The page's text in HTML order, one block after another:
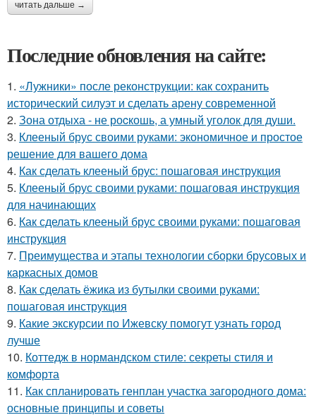
читать дальше →
Последние обновления на сайте:
1. «Лужники» после реконструкции: как сохранить
исторический силуэт и сделать арену современной
2. Зона отдыха - не роcкошь, а умный уголок для души.
3. Клееный брус своими руками: экономичное и простое
решение для вашего дома
4. Как сделать клееный брус: пошаговая инструкция
5. Клееный брус своими руками: пошаговая инструкция
для начинающих
6. Как сделать клееный брус своими руками: пошаговая
инструкция
7. Преимущества и этапы технологии сборки брусовых и
каркасных домов
8. Как сделать ёжика из бутылки своими руками:
пошаговая инструкция
9. Какие экскурсии по Ижевску помогут узнать город
лучше
10. Коттедж в нормандском стиле: секреты стиля и
комфорта
11. Как спланировать генплан участка загородного дома:
основные принципы и советы